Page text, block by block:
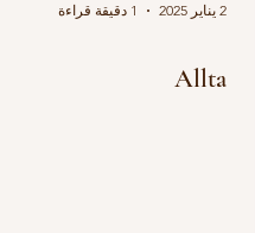
2 يناير 2025 1 دقيقة قراءة
Allta